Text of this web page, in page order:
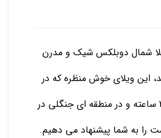
شمال دوبلکس شیک و مدرن
این ویلای خوش منظره که در
شهرکی با نگهبانی 24 ساعته و در منطقه ای جنگلی در
را به شما پیشنهاد می دهیم.